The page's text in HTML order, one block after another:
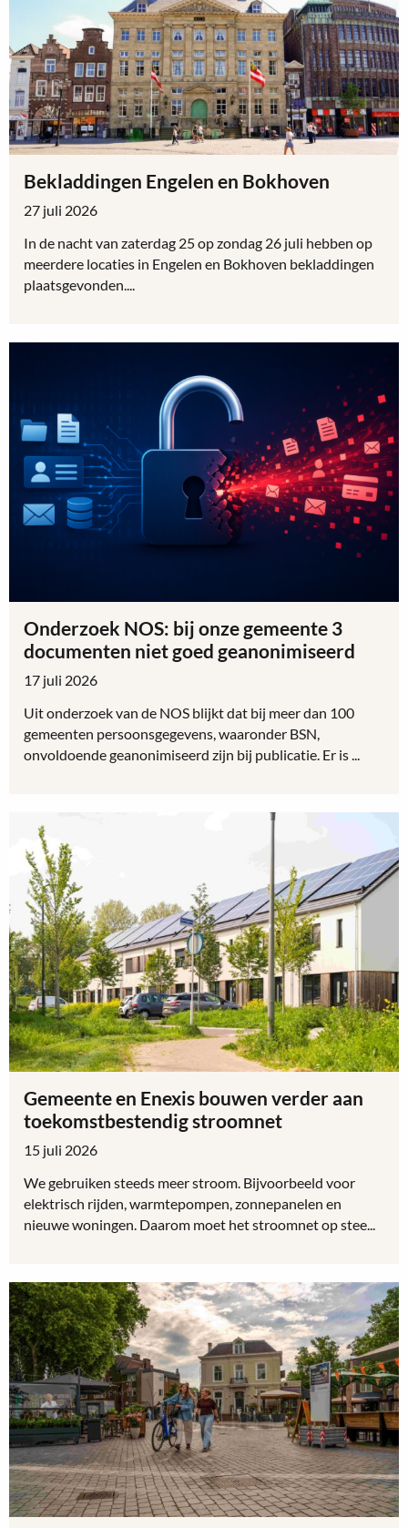
Waarschuwing
phishingmails
over
Gemeentelijke
Energie
Peiling
Bekladdingen Engelen en Bokhoven
27 juli 2026
In de nacht van zaterdag 25 op zondag 26 juli hebben op
meerdere locaties in Engelen en Bokhoven bekladdingen
plaatsgevonden....
Engelen
en
Bokhoven
Onderzoek NOS: bij onze gemeente 3
documenten niet goed geanonimiseerd
17 juli 2026
Uit onderzoek van de NOS blijkt dat bij meer dan 100
gemeenten persoonsgegevens, waaronder BSN,
onvoldoende geanonimiseerd zijn bij publicatie. Er is ...
meer
over
Onderzoek
NOS:
bij
onze
gemeente
3
documenten
niet
goed
geanonimiseerd
Gemeente en Enexis bouwen verder aan
toekomstbestendig stroomnet
15 juli 2026
We gebruiken steeds meer stroom. Bijvoorbeeld voor
elektrisch rijden, warmtepompen, zonnepanelen en
nieuwe woningen. Daarom moet het stroomnet op stee...
meer
over
Gemeente
en
Enexis
bouwen
verder
aan
toekomstbestendig
stroomnet